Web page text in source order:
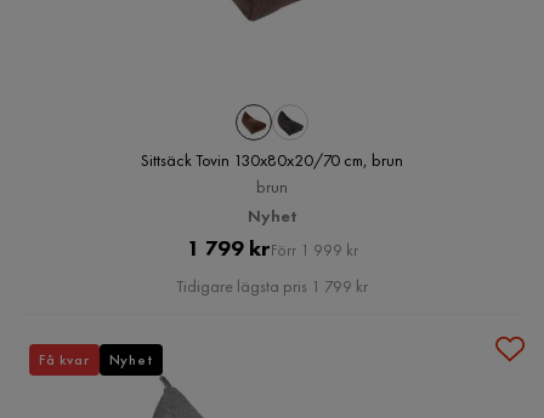
Sittsäck Tovin 130x80x20/70 cm, brun
brun
Nyhet
Pris
1 799 krOriginal
Pris
Förr 1 999 kr
Tidigare lägsta pris 1 799 kr
Få kvar Nyhet